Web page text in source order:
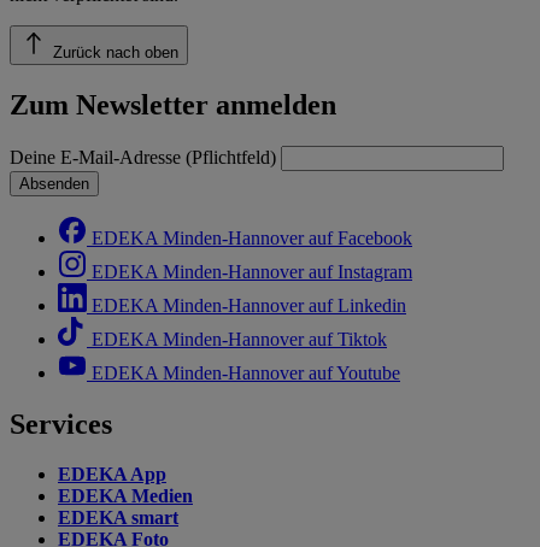
Zurück nach oben
Zum Newsletter anmelden
Deine E-Mail-Adresse (Pflichtfeld)
Absenden
EDEKA Minden-Hannover auf Facebook
EDEKA Minden-Hannover auf Instagram
EDEKA Minden-Hannover auf Linkedin
EDEKA Minden-Hannover auf Tiktok
EDEKA Minden-Hannover auf Youtube
Services
EDEKA App
EDEKA Medien
EDEKA smart
EDEKA Foto